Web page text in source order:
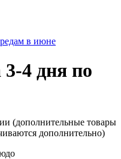
в июне
4 дня по
(дополнительные товары
дополнительно)